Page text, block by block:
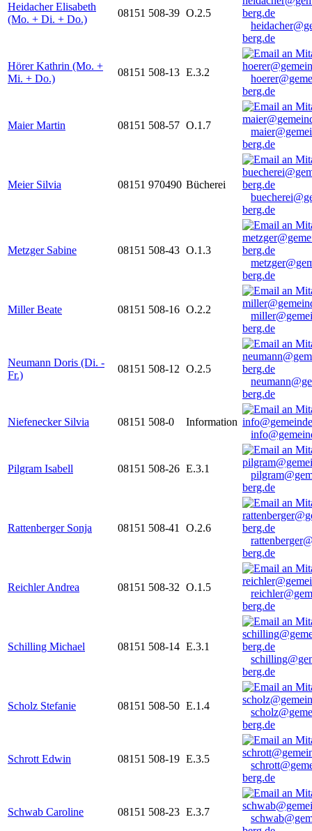
Heidacher Elisabeth
(Mo. + Di. + Do.)
08151 508-39 O.2.5
berg.de
Hörer Kathrin (Mo. +
Mi. + Do.)
08151 508-13 E.3.2
berg.de
Maier Martin 08151 508-57 O.1.7
berg.de
Meier Silvia 08151 970490 Bücherei
berg.de
Metzger Sabine 08151 508-43 O.1.3
berg.de
Miller Beate 08151 508-16 O.2.2
berg.de
Neumann Doris (Di. -
Fr.)
08151 508-12 O.2.5
berg.de
Niefenecker Silvia 08151 508-0
Information
Pilgram Isabell 08151 508-26 E.3.1
berg.de
Rattenberger Sonja 08151 508-41
O.2.6
berg.de
Reichler Andrea 08151 508-32 O.1.5
berg.de
Schilling Michael 08151 508-14 E.3.1
berg.de
Scholz Stefanie 08151 508-50 E.1.4
berg.de
Schrott Edwin 08151 508-19 E.3.5
berg.de
Schwab Caroline 08151 508-23 E.3.7